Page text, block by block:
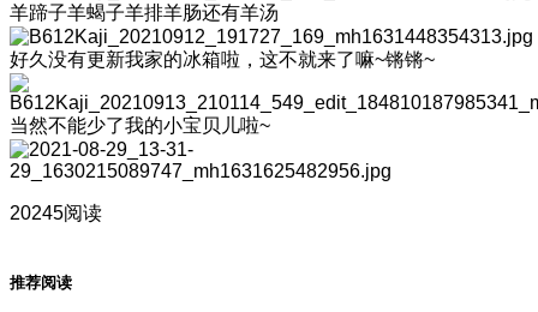
羊蹄子羊蝎子羊排羊肠还有羊汤
好久没有更新我家的冰箱啦，这不就来了嘛~锵锵~
当然不能少了我的小宝贝儿啦~
20245阅读
推荐阅读